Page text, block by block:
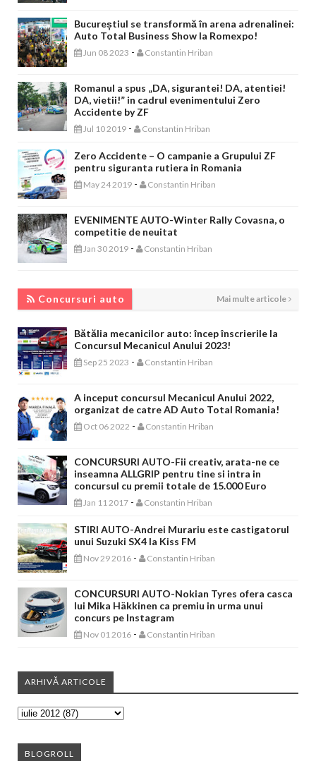
Bucureștiul se transformă în arena adrenalinei:
Auto Total Business Show la Romexpo!
Jun 08 2023 - Constantin Hriban
Romanul a spus „DA, sigurantei! DA, atentiei!
DA, vietii!” in cadrul evenimentului Zero
Accidente by ZF
Jul 10 2019 - Constantin Hriban
Zero Accidente – O campanie a Grupului ZF
pentru siguranta rutiera in Romania
May 24 2019 - Constantin Hriban
EVENIMENTE AUTO-Winter Rally Covasna, o
competitie de neuitat
Jan 30 2019 - Constantin Hriban
Concursuri auto Mai multe articole
Bătălia mecanicilor auto: încep înscrierile la
Concursul Mecanicul Anului 2023!
Sep 25 2023 - Constantin Hriban
A inceput concursul Mecanicul Anului 2022,
organizat de catre AD Auto Total Romania!
Oct 06 2022 - Constantin Hriban
CONCURSURI AUTO-Fii creativ, arata-ne ce
inseamna ALLGRIP pentru tine si intra in
concursul cu premii totale de 15.000 Euro
Jan 11 2017 - Constantin Hriban
STIRI AUTO-Andrei Murariu este castigatorul
unui Suzuki SX4 la Kiss FM
Nov 29 2016 - Constantin Hriban
CONCURSURI AUTO-Nokian Tyres ofera casca
lui Mika Häkkinen ca premiu in urma unui
concurs pe Instagram
Nov 01 2016 - Constantin Hriban
ARHIVĂ ARTICOLE
BLOGROLL